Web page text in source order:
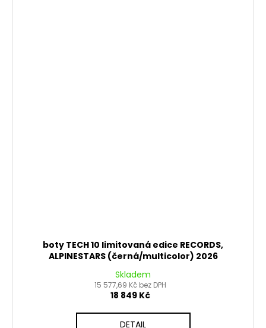
boty TECH 10 limitovaná edice RECORDS,
ALPINESTARS (černá/multicolor) 2026
Skladem
15 577,69 Kč bez DPH
18 849 Kč
DETAIL